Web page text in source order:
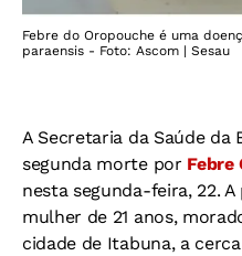
Febre do Oropouche é uma
paraensis - Foto: Ascom | Sesau
A Secretaria da Saúde da
segunda morte por Febre
nesta segunda-feira, 22.
mulher de 21 anos,
cidade de Itabuna, a